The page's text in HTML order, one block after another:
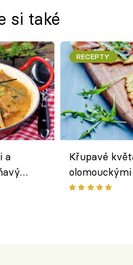
si také
a
RECEPTY
Křupavé
bezlepkový